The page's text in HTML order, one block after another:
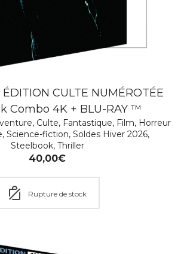
CULTE NUMÉROTÉE
Combo 4K + BLU-RAY ™
, Culte, Fantastique, Film, Horreur
, Science-fiction, Soldes Hiver 2026,
Steelbook, Thriller
40,00€
Rupture de stock